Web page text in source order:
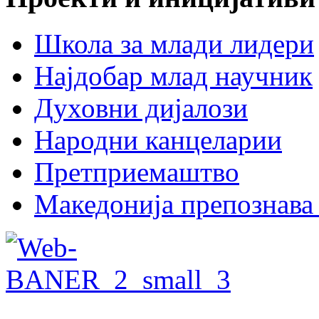
Школа за млади лидери
Најдобар млад научник
Духовни дијалози
Народни канцеларии
Претприемаштво
Македонија